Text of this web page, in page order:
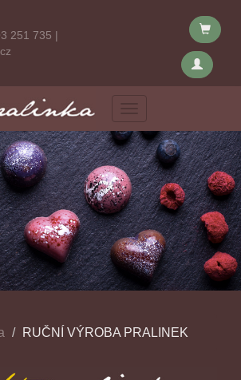
251 735 |
Menu
RUČNÍ VÝROBA PRALINEK